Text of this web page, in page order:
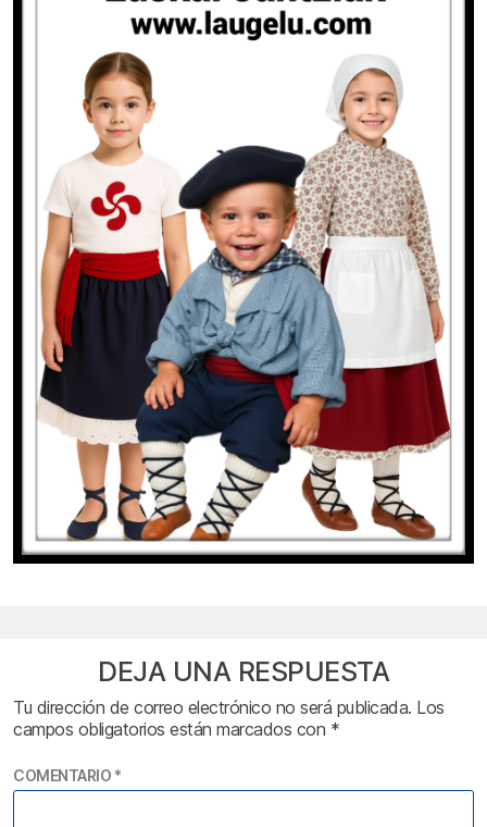
DEJA UNA RESPUESTA
Tu dirección de correo electrónico no será publicada. Los
campos obligatorios están marcados con *
COMENTARIO *